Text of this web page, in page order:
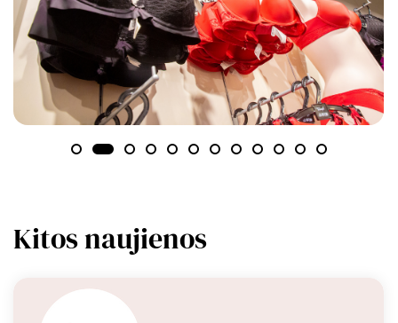
Kitos naujienos